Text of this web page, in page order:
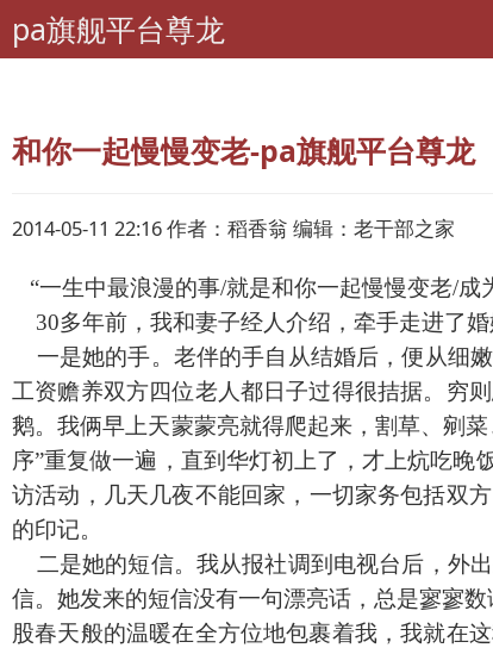
pa旗舰平台尊龙
pa旗舰平台尊龙 老年期刊联盟
和你一起慢慢变老-pa旗舰平台尊龙
2014-05-11 22:16 作者：稻香翁 编辑：老干部之家
“一生中最浪漫的事/就是和你一起慢慢变老/
30多年前，我和妻子经人介绍，牵手走进了
一是她的手。老伴的手自从结婚后，便从细
工资赡养双方四位老人都日子过得很拮据。穷
鹅。我俩早上天蒙蒙亮就得爬起来，割草、剜
序”重复做一遍，直到华灯初上了，才上炕吃
访活动，几天几夜不能回家，一切家务包括双
的印记。
二是她的短信。我从报社调到电视台后，外
信。她发来的短信没有一句漂亮话，总是寥寥
股春天般的温暖在全方位地包裹着我，我就在